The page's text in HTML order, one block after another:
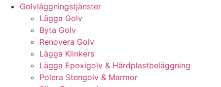
Golvläggningstjänster
Lägga Golv
Byta Golv
Renovera Golv
Lägga Klinkers
Lägga Epoxigolv & Härdplastbeläggning
Polera Stengolv & Marmor